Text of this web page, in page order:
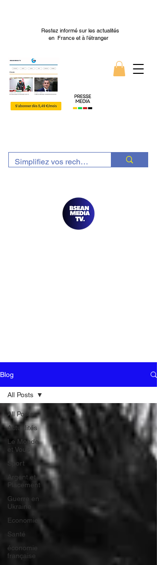
Restez informé sur les actualités
en France et à l’étranger
Blog
All Posts
Actualités
Le Monde
et Vous
Sport
Argent et
Placement
Guerre en
Ukraine
Economie
Santé
économie
française
All Posts